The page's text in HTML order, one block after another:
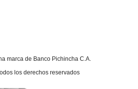
marca de Banco Pichincha C.A.
los derechos reservados